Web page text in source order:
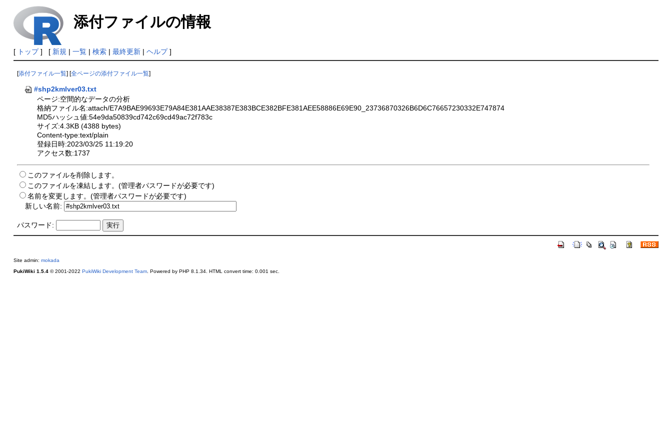
添付ファイルの情報
[ トップ] [ 新規 | 一覧| 検索| 最終更新| ヘルプ]
[添付ファイル一覧 ] [全ページの添付ファイル一覧
#shp2kmlver03.txt
ページ:空間的なデータの分析
格納ファイル名:attach/E7A9BAE99693E79A84E381AAE38387E383BCE382BFE381AEE58886E69E90_23736870326B6D6C76657230332E747874
MD5ハッシュ値:54e9da50839cd742c69cd49ac72f783c
サイズ:4.3KB (4388 bytes)
Content-type:text/plain
登録日時:2023/03/25 11:19:20
アクセス数:1737
このファイルを削除します。
このファイルを凍結します。(管理者パスワードが必要です)
名前を変更します。(管理者パスワードが必要です)
新しい名前:
パスワード:
Site admin: mokada
PukiWiki 1.5.4© 2001-2022 PukiWiki Development Team. Powered by PHP 8.1.34. HTML convert time: 0.001 sec.